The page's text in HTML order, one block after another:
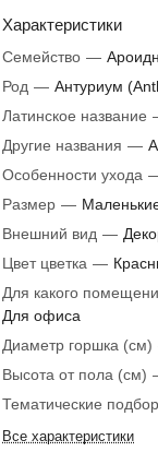
Характеристики
Семейство —
Род — Антуриум
Латинское название
Другие названия —
Особенности ухода
Размер —
Внешний вид —
Цвет цветка —
Для какого
Для офиса
Диаметр горшка (см)
Высота от пола (см)
Тематические
Все характеристики